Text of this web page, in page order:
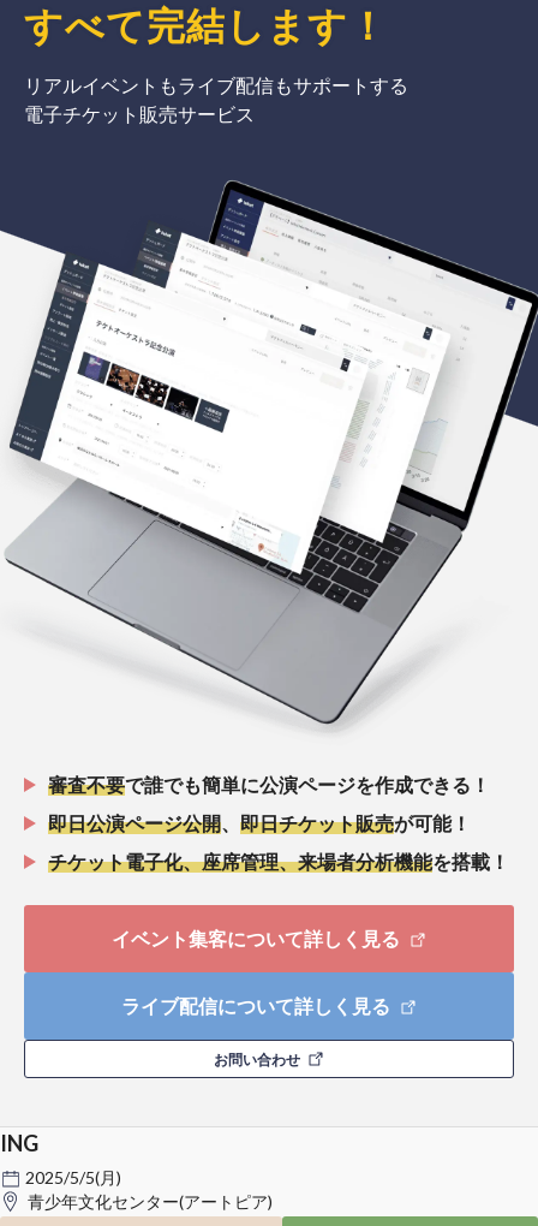
すべて完結 します ！
リアルイベントもライブ配信もサポートする
電子チケット販売サービス
審査不要で誰でも簡単に公演ページを作成できる！
即日公演ページ公開
即日チケット販売が可能！
チケット電子化、座席管理、来場者分析機能を搭載！
イベント集客について詳しく見る
ライブ配信について詳しく見る
お問い合わせ
ING
2025/5/5(月)
青少年文化センター(アートピア)